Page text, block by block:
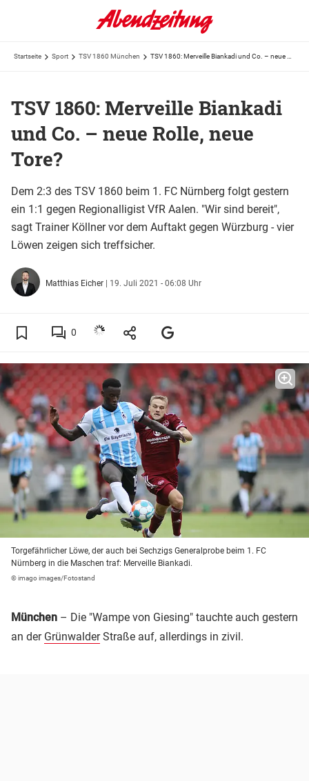
Startseite Sport TSV 1860 München
TSV 1860: Merveille Biankadi
und Co. – neue Rolle, neue
Tore?
Dem 2:3 des TSV 1860 beim 1. FC Nürnberg folgt gestern
ein 1:1 gegen Regionalligist VfR Aalen. "Wir sind bereit",
sagt Trainer Köllner vor dem Auftakt gegen Würzburg - vier
Löwen zeigen sich treffsicher.
Matthias Eicher | 19. Juli 2021 - 06:08 Uhr
0
Torgefährlicher Löwe, der auch bei Sechzigs Generalprobe beim 1. FC
Nürnberg in die Maschen traf: Merveille Biankadi.
© imago images/Fotostand
München – Die "Wampe von Giesing" tauchte auch gestern
an der GrünwalderStraße auf, allerdings in zivil.